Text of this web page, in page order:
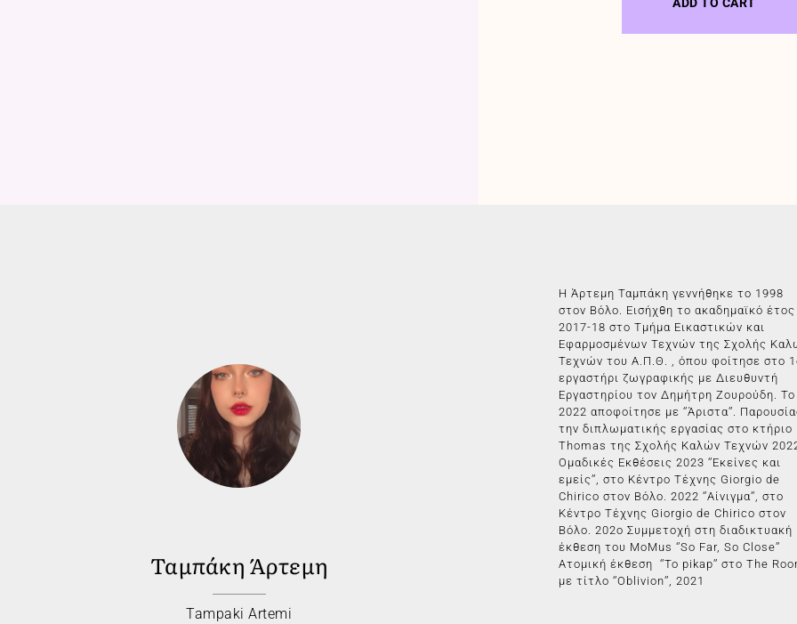
Ταμπάκη Άρτεμη
Tampaki Artemi
Η Άρτεμη Ταμπάκη γεννήθηκε το 1998
στον Βόλο. Εισήχθη το ακαδημαϊκό έτος
2017-18 στο Τμήμα Εικαστικών και
Εφαρμοσμένων Τεχνών της Σχολής
Τεχνών του Α.Π.Θ. , όπου φοίτησε στο
εργαστήρι ζωγραφικής με Διευθυντή
Εργαστηρίου τον Δημήτρη Ζουρούδη. Το
2022 αποφοίτησε με ‘’Άριστα’’.
την διπλωματικής εργασίας στο κτήριο
Thomas της Σχολής Καλών Τεχνών
Ομαδικές Εκθέσεις 2023 ‘’Εκείνες και
εμείς’’, στο Κέντρο Τέχνης Giorgio de
Chirico στον Βόλο. 2022 ‘’Αίνιγμα’’, στο
Κέντρο Τέχνης Giorgio de Chirico στον
Βόλο. 202ο Συμμετοχή στη διαδικτυακή
έκθεση του MoMus ‘’So Far, So Close’’
Ατομική έκθεση ‘’To pikap’’ στο The
με τίτλο ‘’Oblivion’’, 2021